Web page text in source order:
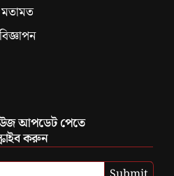
মতামত
বিজ্ঞাপন
আপডেট পেতে
করুন